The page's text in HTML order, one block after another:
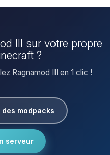
III sur votre propre
?
Ragnamod III en 1 clic !
modpacks
serveur